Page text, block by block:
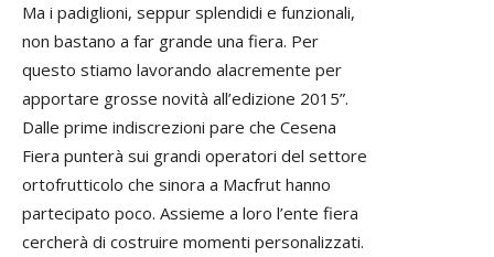
Ma i padiglioni, seppur splendidi e funzionali,
non bastano a far grande una fiera. Per
questo stiamo lavorando alacremente per
apportare grosse novità all’edizione 2015”.
Dalle prime indiscrezioni pare che Cesena
Fiera punterà sui grandi operatori del settore
ortofrutticolo che sinora a Macfrut hanno
partecipato poco. Assieme a loro l’ente fiera
cercherà di costruire momenti personalizzati.